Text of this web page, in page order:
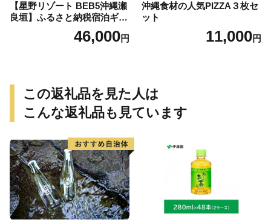
【星野リゾート BEB5沖縄瀬
良垣】ふるさと納税宿泊ギフ
46,000円
沖縄食材の人気PIZZA３枚セ
ット
11,000円
この返礼品を見た人は
こんな返礼品も見ています